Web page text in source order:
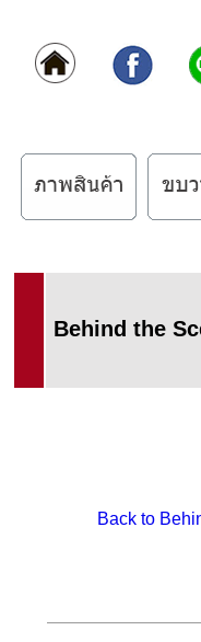
Behind the
Back to